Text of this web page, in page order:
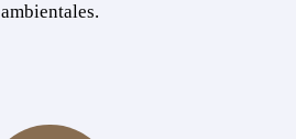
ambientales.